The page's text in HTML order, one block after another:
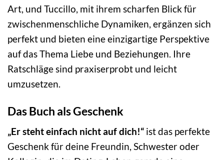
Art, und Tuccillo, mit ihrem scharfen Blick für
zwischenmenschliche Dynamiken, ergänzen sich
perfekt und bieten eine einzigartige Perspektive
auf das Thema Liebe und Beziehungen. Ihre
Ratschläge sind praxiserprobt und leicht
umzusetzen.
Das Buch als Geschenk
„Er steht einfach nicht auf dich!“ ist das perfekte
Geschenk für deine Freundin, Schwester oder